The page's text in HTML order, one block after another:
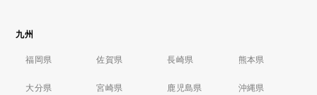
九州
福岡県 佐賀県 長崎県 熊本県
大分県 宮崎県 鹿児島県 沖縄県